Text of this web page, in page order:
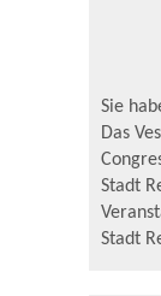
Sie
Das
Stadt
Stadt